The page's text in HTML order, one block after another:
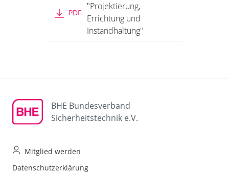
PDF
"Projektierung,
Errichtung und
Instandhaltung"
BHE Bundesverband
Sicherheitstechnik e.V.
Mitglied werden
Datenschutzerklärung